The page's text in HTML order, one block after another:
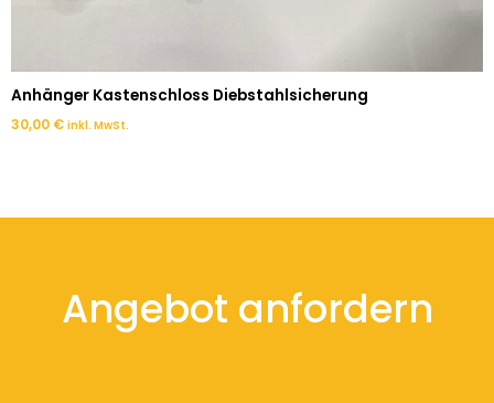
Anhänger Kastenschloss Diebstahlsicherung
30,00 € inkl. MwSt.
Angebot anfordern